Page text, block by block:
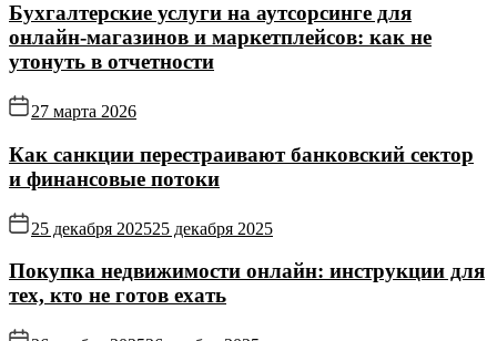
Бухгалтерские услуги на аутсорсинге для
онлайн‑магазинов и маркетплейсов: как не
утонуть в отчетности
27 марта 2026
Как санкции перестраивают банковский сектор
и финансовые потоки
25 декабря 202525 декабря 2025
Покупка недвижимости онлайн: инструкции для
тех, кто не готов ехать